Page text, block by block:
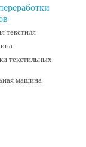
текстиля
текстильных
машина